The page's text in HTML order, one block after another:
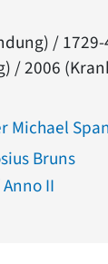
/
/ 2006
Michael
Bruns
II